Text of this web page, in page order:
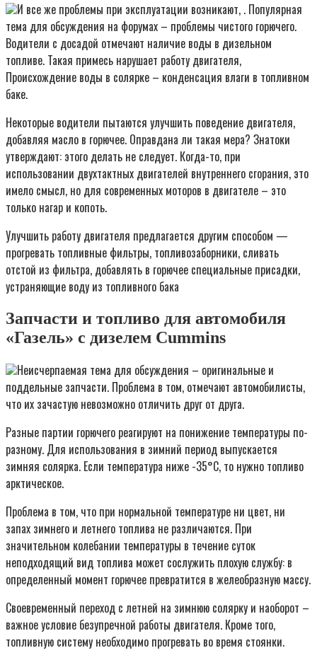
И все же проблемы при эксплуатации возникают, . Популярная
тема для обсуждения на форумах – проблемы чистого горючего.
Водители с досадой отмечают наличие воды в дизельном
топливе. Такая примесь нарушает работу двигателя,
Происхождение воды в солярке – конденсация влаги в топливном
баке.
Некоторые водители пытаются улучшить поведение двигателя,
добавляя масло в горючее. Оправдана ли такая мера? Знатоки
утверждают: этого делать не следует. Когда-то, при
использовании двухтактных двигателей внутреннего сгорания, это
имело смысл, но для современных моторов в двигателе – это
только нагар и копоть.
Улучшить работу двигателя предлагается другим способом —
прогревать топливные фильтры, топливозаборники, сливать
отстой из фильтра, добавлять в горючее специальные присадки,
устраняющие воду из топливного бака
Запчасти и топливо для автомобиля
«Газель» с дизелем Cummins
Неисчерпаемая тема для обсуждения – оригинальные и
поддельные запчасти. Проблема в том, отмечают автомобилисты,
что их зачастую невозможно отличить друг от друга.
Разные партии горючего реагируют на понижение температуры по-
разному. Для использования в зимний период выпускается
зимняя солярка. Если температура ниже -35°С, то нужно топливо
арктическое.
Проблема в том, что при нормальной температуре ни цвет, ни
запах зимнего и летнего топлива не различаются. При
значительном колебании температуры в течение суток
неподходящий вид топлива может сослужить плохую службу: в
определенный момент горючее превратится в желеобразную массу.
Своевременный переход с летней на зимнюю солярку и наоборот –
важное условие безупречной работы двигателя. Кроме того,
топливную систему необходимо прогревать во время стоянки.